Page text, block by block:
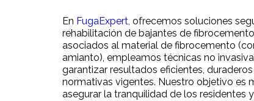
En FugaExpert, ofrecemos soluciones
rehabilitación de bajantes de
asociados al material de fibrocemento
amianto), empleamos técnicas no
garantizar resultados eficientes,
normativas vigentes. Nuestro objetivo es
asegurar la tranquilidad de los residentes